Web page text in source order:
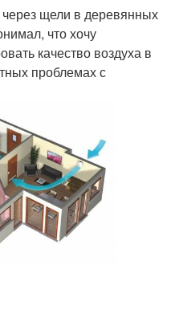
щели в деревянных
что хочу
качество воздуха в
проблемах с